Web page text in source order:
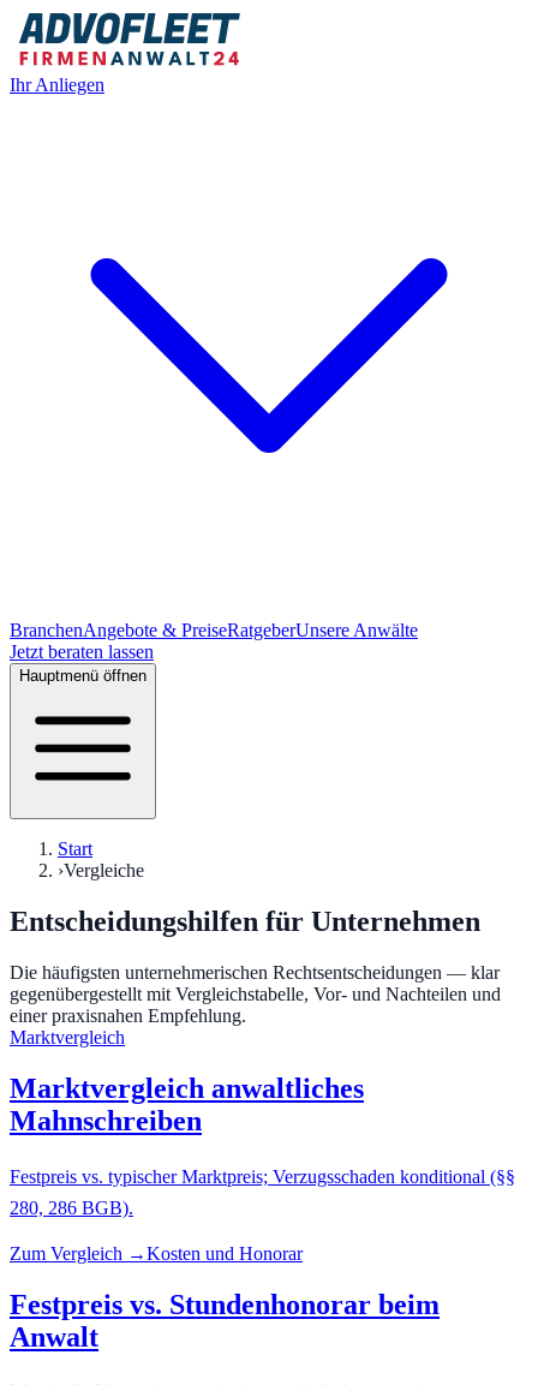
Ihr Anliegen
BranchenAngebote & PreiseRatgeberUnsere Anwälte
Jetzt beraten lassen
Hauptmenü öffnen
Start
›Vergleiche
Entscheidungshilfen für Unternehmen
Die häufigsten unternehmerischen Rechtsentscheidungen — klar
gegenübergestellt mit Vergleichstabelle, Vor- und Nachteilen und
einer praxisnahen Empfehlung.
Marktvergleich
Marktvergleich anwaltliches
Mahnschreiben
Festpreis vs. typischer Marktpreis; Verzugsschaden konditional (§§
280, 286 BGB).
Zum Vergleich →Kosten und Honorar
Festpreis vs. Stundenhonorar beim
Anwalt